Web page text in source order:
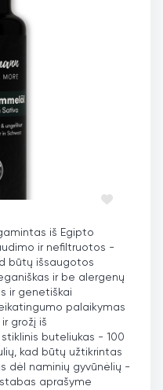
iš Egipto
ir nefiltruotos -
būtų išsaugotos
ir be alergenų
ir genetiškai
palaikymas
grožį iš
buteliukas - 100
kad būtų užtikrintas
dėl naminių gyvūnėlių -
aprašyme